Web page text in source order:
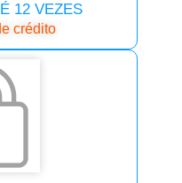
12 VEZES
crédito